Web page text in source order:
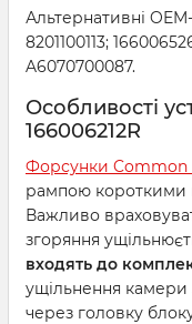
Альтернативні
8201100113;
A6070700087.
Особливості
166006212R
Форсунки Common
рампою короткими
Важливо
згоряння
входять до
ущільнення камери
через головку